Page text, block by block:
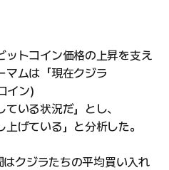
ットコイン価格の上昇を支え
マムは「現在クジラ
イン)
いる状況だ」とし、
上げている」と分析した。
クジラたちの平均買い入れ